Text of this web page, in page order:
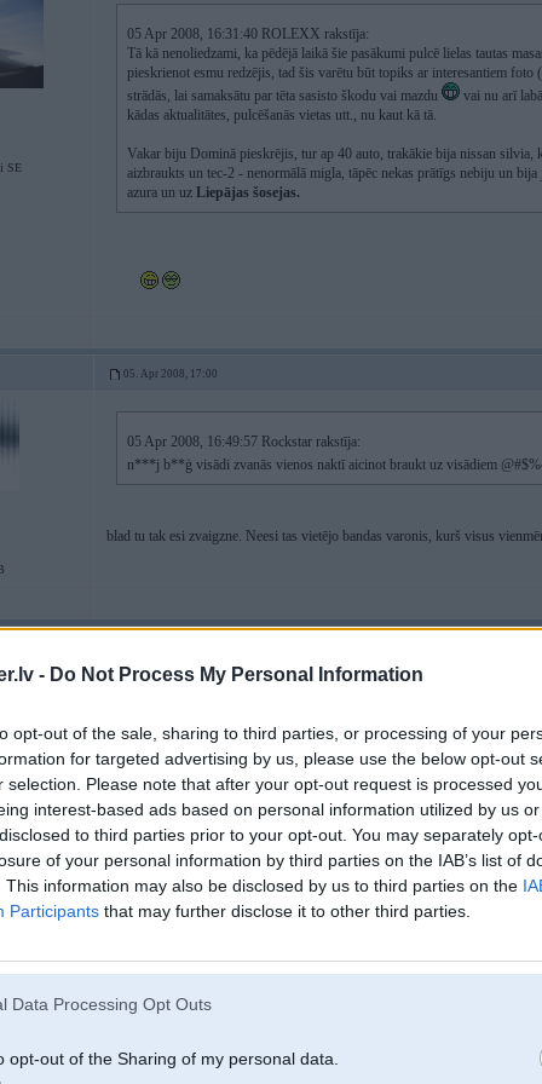
- Do Not Process My Personal Information
opt-out of the sale, sharing to third parties, or processing of your
for targeted advertising by us, please use the below opt-out
selection. Please note that after your opt-out request is processed
interest-based ads based on personal information utilized by us
to third parties prior to your opt-out. You may separately
of your personal information by third parties on the IAB’s list of
This information may also be disclosed by us to third parties on the
Participants that may further disclose it to other third parties.
Data Processing Opt Outs
opt-out of the Sharing of my personal data.
SE
05 Apr 2008, 16:31:40 ROLEXX rakstīja:
Tā kā nenoliedzami, ka pēdējā laikā šie pasākumi pulcē lielas tautas
pieskrienot esmu redzējis, tad šis varētu būt topiks ar interesantiem foto
strādās, lai samaksātu par tēta sasisto škodu vai mazdu
vai nu arī
kādas aktualitātes, pulcēšanās vietas utt., nu kaut kā tā.
Vakar biju Dominā pieskrējis, tur ap 40 auto, trakākie bija nissan silvia,
aizbraukts un tec-2 - nenormālā migla, tāpēc nekas prātīgs nebiju un
azura un uz Liepājas šosejas.
05. Apr 2008, 17:00
05 Apr 2008, 16:49:57 Rockstar rakstīja:
n***j b**ģ visādi zvanās vienos naktī aicinot braukt uz visādiem
blad tu tak esi zvaigzne. Neesi tas vietējo bandas varonis, kurš visus
Tiem jau neviens nezvana un neaicina, jo kam tad vajag, lai atbrauc kāds
05. Apr 2008, 17:36
īstenībā jau nav tik traki - tad kad bija tās stulbās "trubas", tad tur pulcējās